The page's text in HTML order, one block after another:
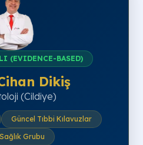
(EVIDENCE-BASED)
Dikiş
(Cildiye)
Güncel Tıbbi Kılavuzlar
Grubu